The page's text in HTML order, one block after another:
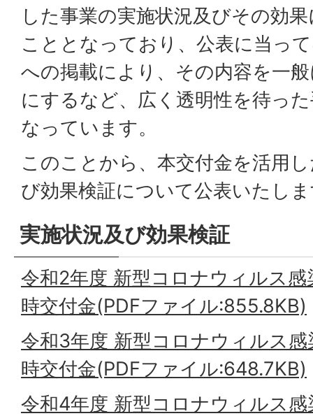
した事業の実施状況及びその効
こととなっており、公表に当っ
への掲載により、その内容を一
にするなど、広く透明性を待っ
なっています。
このことから、本交付金を活用
び効果検証について公表いたし
実施状況及び効果検証
令和2年度 新型コロナウィルス感
時交付金(PDFファイル:855.8KB)
令和3年度 新型コロナウィルス
時交付金(PDFファイル:648.7KB)
令和4年度 新型コロナウィルス